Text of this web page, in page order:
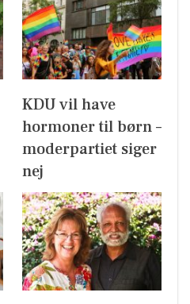
KDU vil have
hormoner til børn –
moderpartiet siger
nej